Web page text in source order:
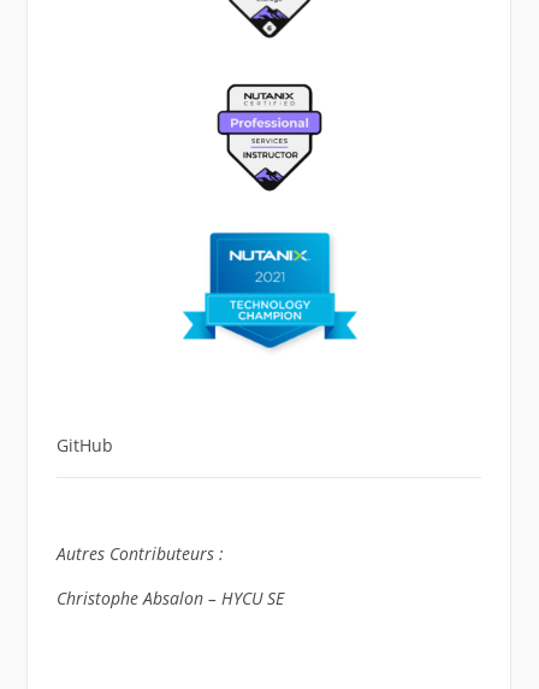
GitHub
Autres Contributeurs :
Christophe Absalon – HYCU SE